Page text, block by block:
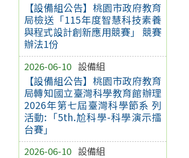
【設備組公告】桃園市政府教育
局檢送「115年度智慧科技素養
與程式設計創新應用競賽」 競賽
辦法1份
2026-06-10 設備組
【設備組公告】桃園市政府教育
局轉知國立臺灣科學教育館辦理
2026年第七屆臺灣科學節系 列
活動:「5th.尬科學-科學演示擂
台賽」
2026-06-10 設備組